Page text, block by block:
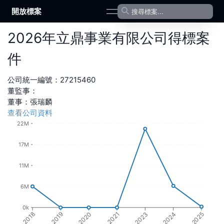
開放標案 open navigation menu
2026年立鼎事業有限公司得標案
件
公司統一編號： 27215460
董監事：
董事 ： 張瑞麟
查看公司資料
2018 2019 2020 2021 2023 2024 2025
0k
6M
11M
17M
22M